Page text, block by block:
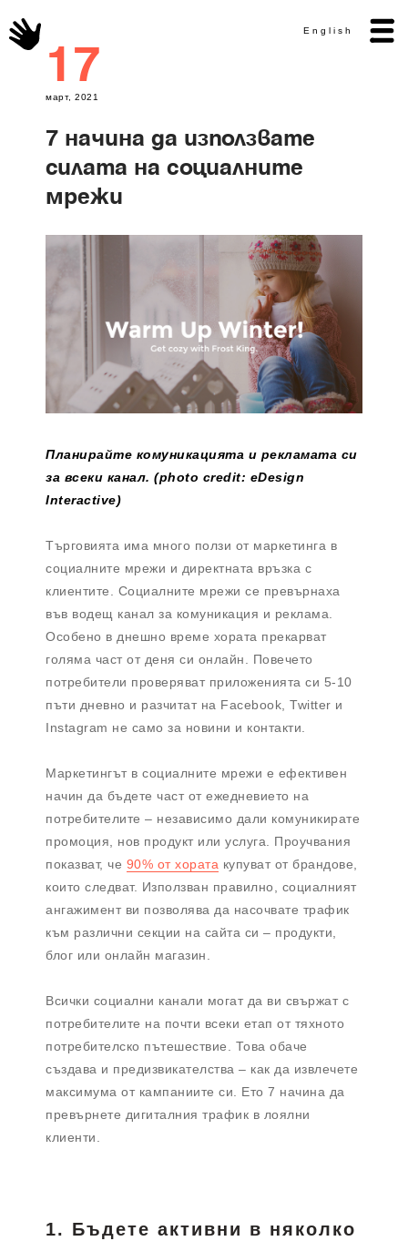
English
17
март, 2021
7 начина да използвате
силата на социалните
мрежи
Планирайте комуникацията и рекламата си
за всеки канал. (photo credit: eDesign
Interactive)
Търговията има много ползи от маркетинга в
социалните мрежи и директната връзка с
клиентите. Социалните мрежи се превърнаха
във водещ канал за комуникация и реклама.
Особено в днешно време хората прекарват
голяма част от деня си онлайн. Повечето
потребители проверяват приложенията си 5-10
пъти дневно и разчитат на Facebook, Twitter и
Instagram не само за новини и контакти.
Маркетингът в социалните мрежи е ефективен
начин да бъдете част от ежедневието на
потребителите – независимо дали комуникирате
промоция, нов продукт или услуга. Проучвания
показват, че 90% от хората купуват от брандове,
които следват. Използван правилно, социалният
ангажимент ви позволява да насочвате трафик
към различни секции на сайта си – продукти,
блог или онлайн магазин.
Всички социални канали могат да ви свържат с
потребителите на почти всеки етап от тяхното
потребителско пътешествие. Това обаче
създава и предизвикателства – как да извлечете
максимума от кампаниите си. Ето 7 начина да
превърнете дигиталния трафик в лоялни
клиенти.
1. Бъдете активни в няколко